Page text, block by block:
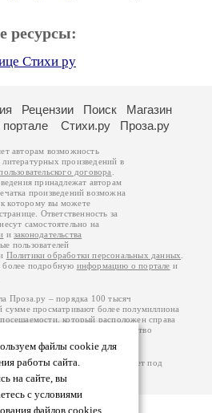
ресурсы:
Стихи ру
файлы cookie для
работы сайта.
на сайте, вы
с условиями
файлов cookies.
Рецензии Поиск
Магазин
Стихи.ру Проза.ру
авторам возможность
произведений в
договора
принадлежат авторам
произведений возможна
к которому вы можете
Ответственность за
самостоятельно на
изаконодательства
пользователей
Политики обработки персональных данных
более подробную информацию о портале и
Проза.ру – порядка 100 тысяч
сумме просматривают более полумиллиона
который расположен справа
указано по две цифры: количество
2000-2026. Портал работает под
18+